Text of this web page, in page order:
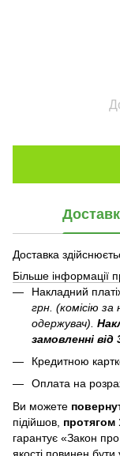
Доставка
Більше інформації
Накладний
грн. (комісію
одержувач).
замовленні від
Кредитною
Оплата на
Ви можете
підійшов, протягом
гарантує «Закон
якості повинен бути